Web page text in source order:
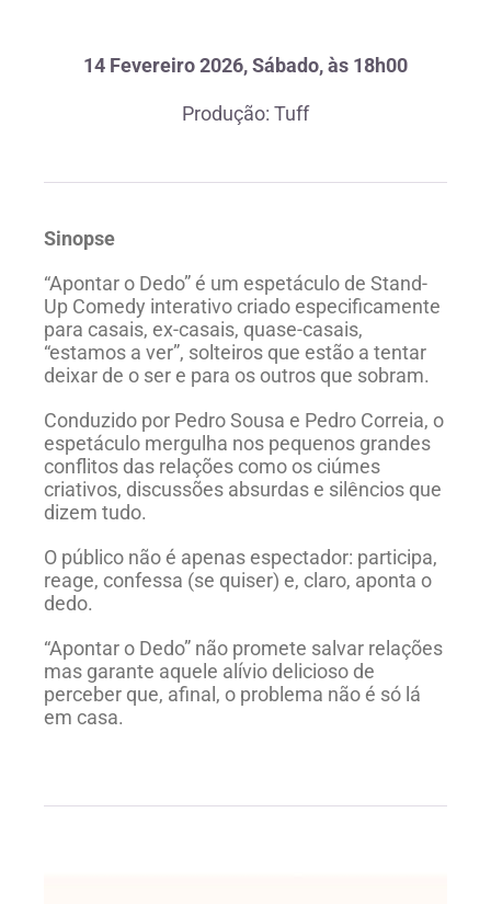
14 Fevereiro 2026, Sábado, às 18h00
Produção: Tuff
Sinopse
“Apontar o Dedo” é um espetáculo de Stand-
Up Comedy interativo criado especificamente
para casais, ex-casais, quase-casais,
“estamos a ver”, solteiros que estão a tentar
deixar de o ser e para os outros que sobram.
Conduzido por Pedro Sousa e Pedro Correia, o
espetáculo mergulha nos pequenos grandes
conflitos das relações como os ciúmes
criativos, discussões absurdas e silêncios que
dizem tudo.
O público não é apenas espectador: participa,
reage, confessa (se quiser) e, claro, aponta o
dedo.
“Apontar o Dedo” não promete salvar relações
mas garante aquele alívio delicioso de
perceber que, afinal, o problema não é só lá
em casa.